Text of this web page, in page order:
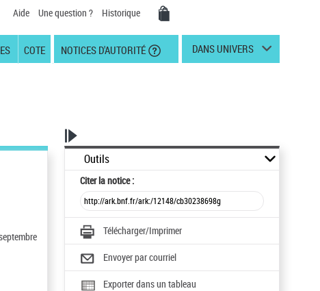
Aide Une question ? Historique
COTE NOTICES D'AUTORITÉ DANS UNIVERS
Outils
Citerla notice :
Télécharger/Imprimer
Envoyer par courriel
Exporter dans un tableau